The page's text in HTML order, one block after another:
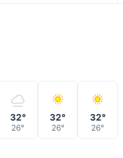
32°
26°
32°
26°
32°
26°